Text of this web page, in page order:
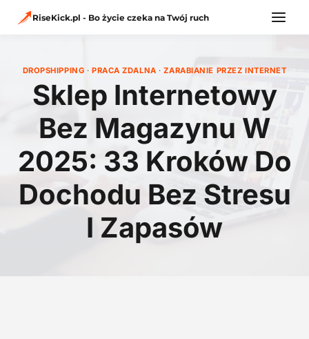
RiseKick.pl - Bo życie czeka na Twój ruch
DROPSHIPPING · PRACA ZDALNA ·ZARABIANIE PRZEZ INTERNET
Sklep Internetowy
Bez Magazynu W
2025: 33 Kroków Do
Dochodu Bez Stresu
I Zapasów